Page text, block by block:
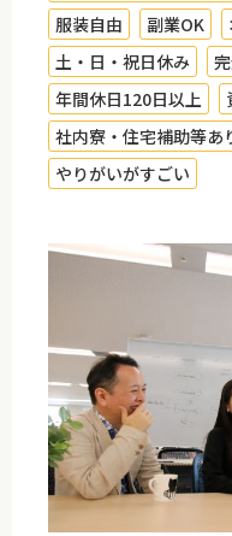
服装自由
副業OK
土・日・祝日休み
年間休日120日以上
社内寮・住宅補助等あ
やりがいがすごい